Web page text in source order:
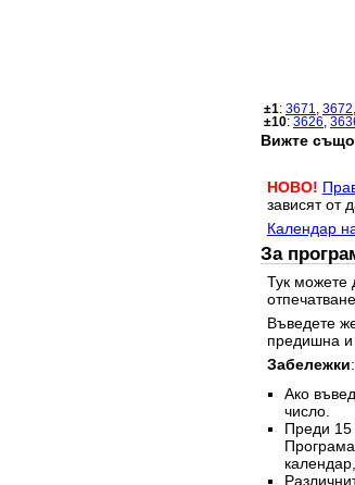
±1: 3671 3672
±10: 3626
Вижте
НОВО!
зависят от
Календар
За
Тук можете
Въведете
предишна и
Забележки:
Ако
число.
Преди 15